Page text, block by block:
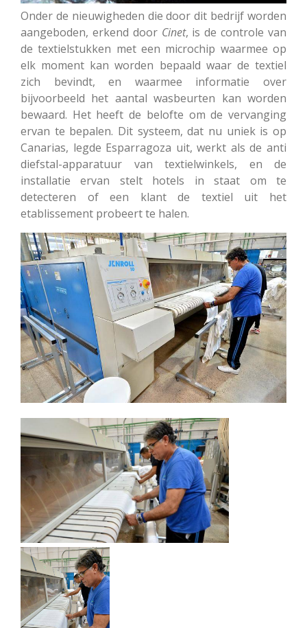
Onder de nieuwigheden die door dit bedrijf worden
aangeboden, erkend door Cinet, is de controle van
de textielstukken met een microchip waarmee op
elk moment kan worden bepaald waar de textiel
zich bevindt, en waarmee informatie over
bijvoorbeeld het aantal wasbeurten kan worden
bewaard. Het heeft de belofte om de vervanging
ervan te bepalen. Dit systeem, dat nu uniek is op
Canarias, legde Esparragoza uit, werkt als de anti
diefstal-apparatuur van textielwinkels, en de
installatie ervan stelt hotels in staat om te
detecteren of een klant de textiel uit het
etablissement probeert te halen.